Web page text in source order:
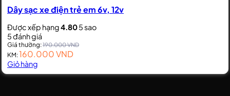
Dây sạc xe điện trẻ em 6v, 12v
Được xếp hạng4.805 sao
5đánh giá
Giá thường:190.000VND
KM:160.000VND
Giỏ hàng